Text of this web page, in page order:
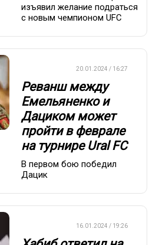
изъявил желание подраться
с новым чемпионом UFC
20.01.2024 / 16:27
Реванш между
Емельяненко и
Дациком может
пройти в феврале
на турнире Ural FC
В первом бою победил
Дацик
16.01.2024 / 19:26